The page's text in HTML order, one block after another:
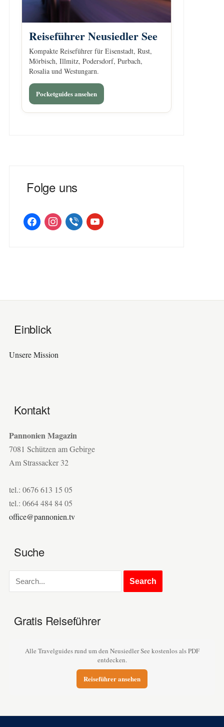
Reiseführer Neusiedler See
Kompakte Reiseführer für Eisenstadt, Rust,
Mörbisch, Illmitz, Podersdorf, Purbach,
Rosalia und Westungarn.
Pocketguides ansehen
Folge uns
facebookinstagramviber youtube
Einblick
Unsere Mission
Kontakt
Pannonien Magazin
7081 Schützen am Gebirge
Am Strassacker 32
tel.: 0676 613 15 05
tel.: 0664 484 84 05
office@pannonien.tv
Suche
Gratis Reiseführer
Alle Travelguides rund um den Neusiedler See kostenlos als PDF
entdecken.
Reiseführer ansehen